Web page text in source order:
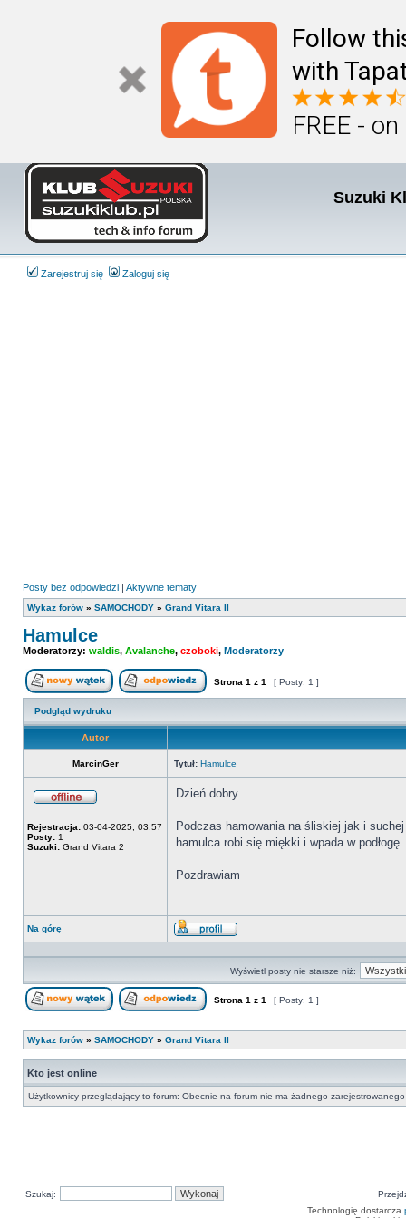
Follow
with
FREE -
Suzuki
Zarejestruj się Zaloguj się
Posty bez odpowiedzi | Aktywne tematy
Wykaz forów » SAMOCHODY » Grand Vitara II
Hamulce
Moderatorzy: waldis, Avalanche, czoboki, Moderatorzy
Nowy temat Odpowiedz w temacie
Strona 1 z 1 [ Posty: 1 ]
Podgląd wydruku
Autor
MarcinGer Tytuł: Hamulce
Rejestracja: 03-04-2025, 03:57
Posty: 1
Suzuki: Grand Vitara 2
Dzień dobry
Podczas hamowania na śliskiej jak i
hamulca robi się miękki i wpada w
Pozdrawiam
Na górę
Wyświetl
Wyświetl posty nie starsze niż:
Strona 1 z 1 [ Posty: 1 ]
Wykaz forów » SAMOCHODY » Grand Vitara II
Kto jest online
Użytkownicy przeglądający to forum: Obecnie na forum nie ma żadnego
Szukaj:
Technologię dostarcza